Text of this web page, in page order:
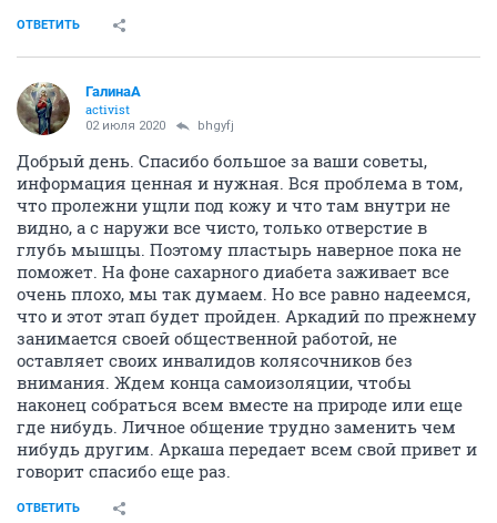
ОТВЕТИТЬ
ГалинаА
activist
02 июля 2020 bhgyfj
Добрый день. Спасибо большое за ваши советы,
информация ценная и нужная. Вся проблема в том,
что пролежни ущли под кожу и что там внутри не
видно, а с наружи все чисто, только отверстие в
глубь мышцы. Поэтому пластырь наверное пока не
поможет. На фоне сахарного диабета заживает все
очень плохо, мы так думаем. Но все равно надеемся,
что и этот этап будет пройден. Аркадий по прежнему
занимается своей общественной работой, не
оставляет своих инвалидов колясочников без
внимания. Ждем конца самоизоляции, чтобы
наконец собраться всем вместе на природе или еще
где нибудь. Личное общение трудно заменить чем
нибудь другим. Аркаша передает всем свой привет и
говорит спасибо еще раз.
ОТВЕТИТЬ